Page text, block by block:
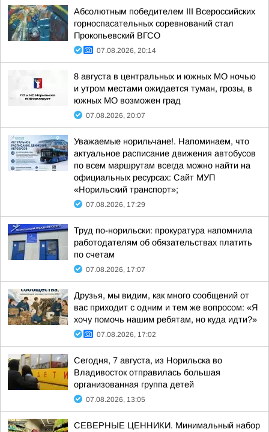
Абсолютным победителем III Всероссийских
горноспасательных соревнований стал
Прокопьевский ВГСО
07.08.2026, 20:14
8 августа в центральных и южных МО ночью
и утром местами ожидается туман, грозы, в
южных МО возможен град
07.08.2026, 20:07
Уважаемые норильчане!. Напоминаем, что
актуальное расписание движения автобусов
по всем маршрутам всегда можно найти на
официальных ресурсах: Сайт МУП
«Норильский транспорт»;
07.08.2026, 17:29
Труд по-норильски: прокуратура напомнила
работодателям об обязательствах платить
по счетам
07.08.2026, 17:07
Друзья, мы видим, как много сообщений от
вас приходит с одним и тем же вопросом: «Я
хочу помочь нашим ребятам, но куда идти?»
07.08.2026, 17:02
Сегодня, 7 августа, из Норильска во
Владивосток отправилась большая
организованная группа детей
07.08.2026, 13:05
СЕВЕРНЫЕ ЦЕННИКИ. Минимальный набор